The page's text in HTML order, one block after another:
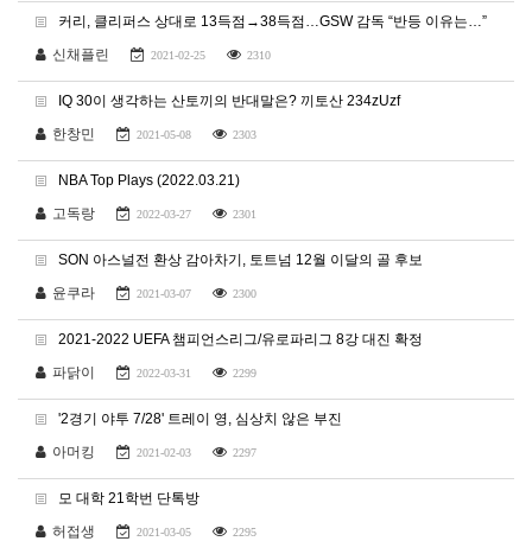
커리, 클리퍼스 상대로 13득점→38득점…GSW 감독 “반등 이유는…”
신채플린
2021-02-25 2310
IQ 30이 생각하는 산토끼의 반대말은? 끼토산 234zUzf
한창민
2021-05-08 2303
NBA Top Plays (2022.03.21)
고독랑
2022-03-27 2301
SON 아스널전 환상 감아차기, 토트넘 12월 이달의 골 후보
윤쿠라
2021-03-07 2300
2021-2022 UEFA 챔피언스리그/유로파리그 8강 대진 확정
파닭이
2022-03-31 2299
'2경기 야투 7/28' 트레이 영, 심상치 않은 부진
아머킹
2021-02-03 2297
모 대학 21학번 단톡방
허접생
2021-03-05 2295